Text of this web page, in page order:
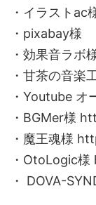
・イラストac
・pixabay様
・効果音ラボ
・甘茶の音楽
・Youtube オ
・BGMer様
・魔王魂様
・OtoLogic
・ DOVA-